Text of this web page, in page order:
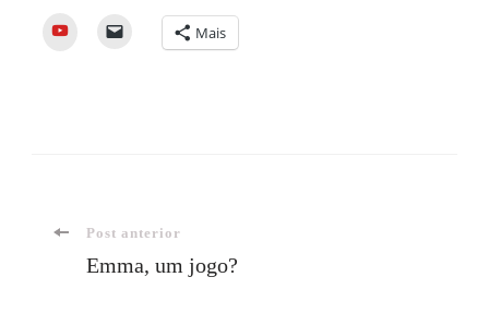
YouTube Mais
Navegação
Post anterior
Emma, um jogo?